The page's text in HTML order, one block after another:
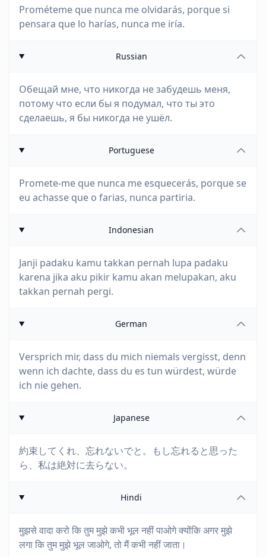
Prométeme que nunca me olvidarás, porque si
pensara que lo harías, nunca me iría.
Russian
Обещай мне, что никогда не забудешь меня,
потому что если бы я подумал, что ты это
сделаешь, я бы никогда не ушёл.
Portuguese
Promete-me que nunca me esquecerás, porque se
eu achasse que o farias, nunca partiria.
Indonesian
Janji padaku kamu takkan pernah lupa padaku
karena jika aku pikir kamu akan melupakan, aku
takkan pernah pergi.
German
Versprich mir, dass du mich niemals vergisst, denn
wenn ich dachte, dass du es tun würdest, würde
ich nie gehen.
Japanese
約束してくれ、忘れないでと。もし忘れると思った
ら、私は絶対に去らない。
Hindi
मुझसे वादा करो कि तुम मुझे कभी भूल नहीं पाओगे क्योंकि अगर मुझे
लगा कि तुम मुझे भूल जाओगे, तो मैं कभी नहीं जाता।